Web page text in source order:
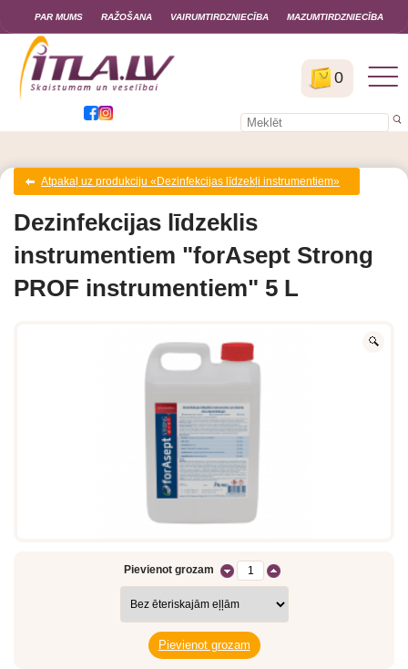
0
PAR MUMS RAŽOŠANA VAIRUMTIRDZNIECĪBA MAZUMTIRDZNIECĪBA
Atpakaļ uz produkciju «Dezinfekcijas līdzekļi instrumentiem»
Dezinfekcijas līdzeklis
instrumentiem "forAsept Strong
PROF instrumentiem" 5 L
Pievienot grozam